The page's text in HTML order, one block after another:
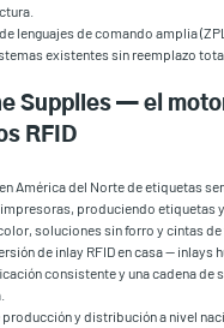
lenguajes de comando amplia
existentes sin reemplazo
Supplies — el
RFID
América del Norte de etiquetas
produciendo etiquetas
soluciones sin forro y cintas
de inlay RFID en casa — inlays
consistente y una cadena
y distribución a nivel